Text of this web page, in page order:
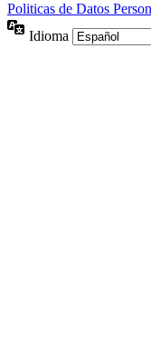
Politicas de Datos
Idioma